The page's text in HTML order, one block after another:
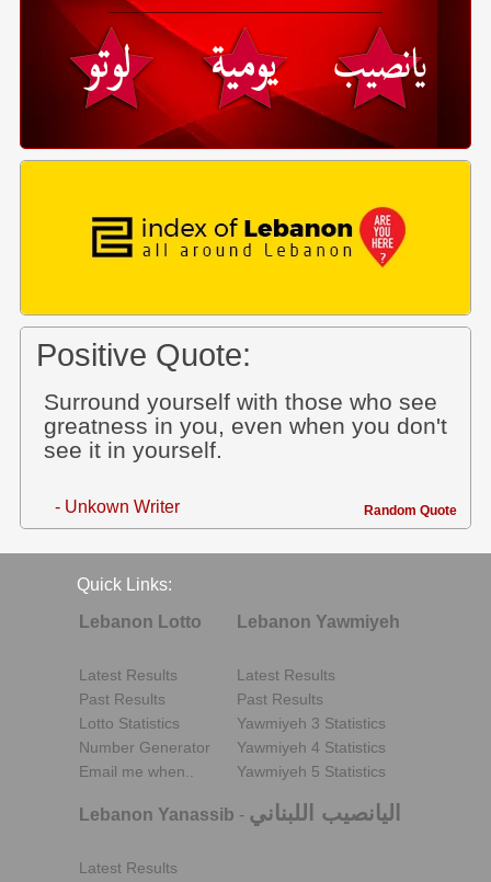
Positive Quote:
Surround yourself with those who see
greatness in you, even when you don't
see it in yourself.
- Unkown Writer Random Quote
Quick Links:
Lebanon Lotto
Latest Results
Past Results
Lotto Statistics
Number Generator
Email me when..
Lebanon Yawmiyeh
Latest Results
Past Results
Yawmiyeh 3 Statistics
Yawmiyeh 4 Statistics
Yawmiyeh 5 Statistics
Lebanon Yanassib - اليانصيب اللبناني
Latest Results